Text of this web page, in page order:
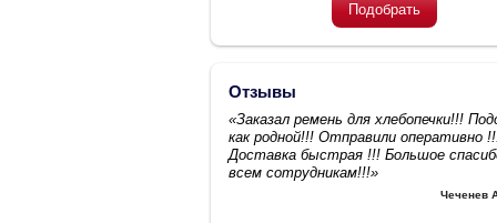
Подобрать
Отзывы
«Заказал ремень для хлебопечки!!!
как родной!!! Отправили оперативно
Доставка быстрая !!! Большое
всем сотрудникам!!!»
Чеченев